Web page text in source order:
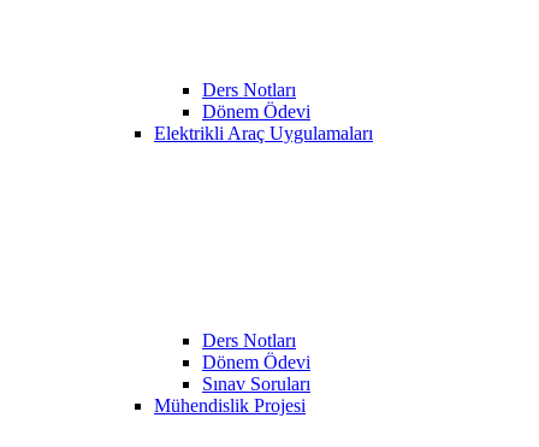
Ders Notları
Dönem Ödevi
Elektrikli Araç Uygulamaları
Ders Notları
Dönem Ödevi
Sınav Soruları
Mühendislik Projesi